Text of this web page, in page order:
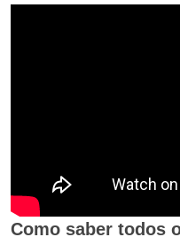
Como saber todos